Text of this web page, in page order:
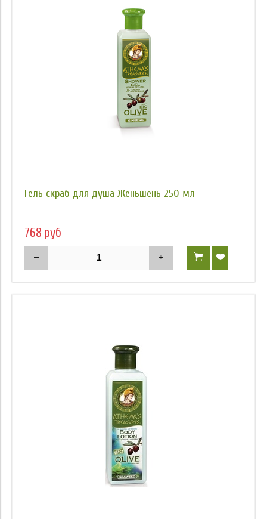
Гель скраб для душа Женьшень 250 мл
768 руб